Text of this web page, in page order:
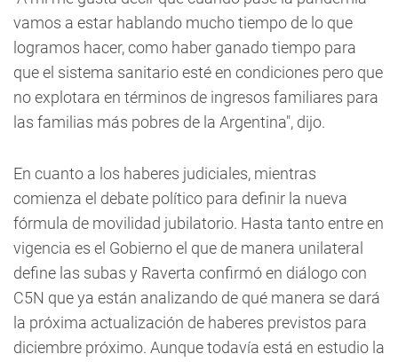
vamos a estar hablando mucho tiempo de lo que
logramos hacer, como haber ganado tiempo para
que el sistema sanitario esté en condiciones pero que
no explotara en términos de ingresos familiares para
las familias más pobres de la Argentina", dijo.
En cuanto a los haberes judiciales, mientras
comienza el debate político para definir la nueva
fórmula de movilidad jubilatorio. Hasta tanto entre en
vigencia es el Gobierno el que de manera unilateral
define las subas y Raverta confirmó en diálogo con
C5N que ya están analizando de qué manera se dará
la próxima actualización de haberes previstos para
diciembre próximo. Aunque todavía está en estudio la